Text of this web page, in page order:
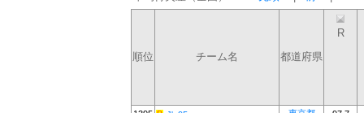
順位 チーム名 都道府県
R